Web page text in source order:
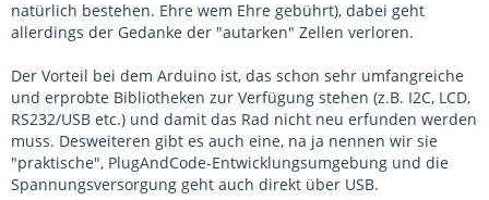
natürlich bestehen. Ehre wem Ehre gebührt), dabei geht
allerdings der Gedanke der "autarken" Zellen verloren.
Der Vorteil bei dem Arduino ist, das schon sehr umfangreiche
und erprobte Bibliotheken zur Verfügung stehen (z.B. I2C, LCD,
RS232/USB etc.) und damit das Rad nicht neu erfunden werden
muss. Desweiteren gibt es auch eine, na ja nennen wir sie
"praktische", PlugAndCode-Entwicklungsumgebung und die
Spannungsversorgung geht auch direkt über USB.